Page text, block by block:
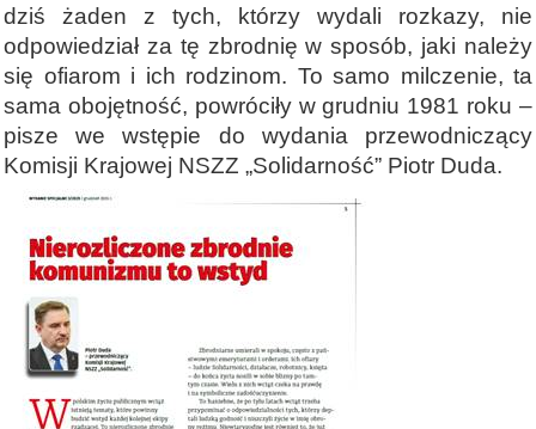
dziś żaden z tych, którzy wydali rozkazy, nie
odpowiedział za tę zbrodnię w sposób, jaki należy
się ofiarom i ich rodzinom. To samo milczenie, ta
sama obojętność, powróciły w grudniu 1981 roku –
pisze we wstępie do wydania przewodniczący
Komisji Krajowej NSZZ „Solidarność” Piotr Duda.